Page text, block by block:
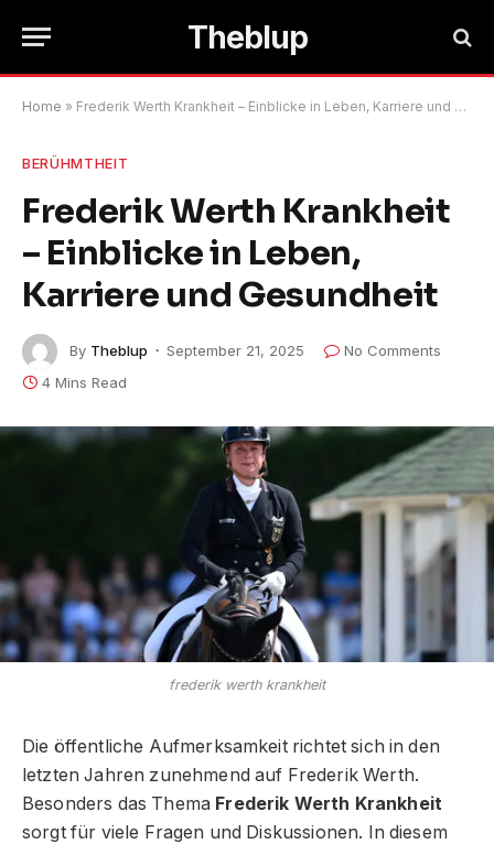
Theblup
Home » Frederik Werth Krankheit – Einblicke in Leben, Karriere und Gesundheit
BERÜHMTHEIT
Frederik Werth Krankheit
– Einblicke in Leben,
Karriere und Gesundheit
By Theblup September 21, 2025
No Comments
4 Mins Read
frederik werth krankheit
Die öffentliche Aufmerksamkeit richtet sich in den
letzten Jahren zunehmend auf Frederik Werth.
Besonders das Thema Frederik Werth Krankheit
sorgt für viele Fragen und Diskussionen. In diesem